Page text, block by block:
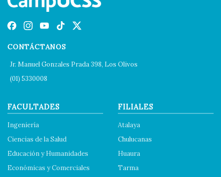
CONTÁCTANOS
Jr. Manuel Gonzales Prada 398, Los Olivos
(01) 5330008
FACULTADES
Ingeniería
Ciencias de la Salud
Educación y Humanidades
Económicas y Comerciales
FILIALES
Atalaya
Chulucanas
Huaura
Tarma